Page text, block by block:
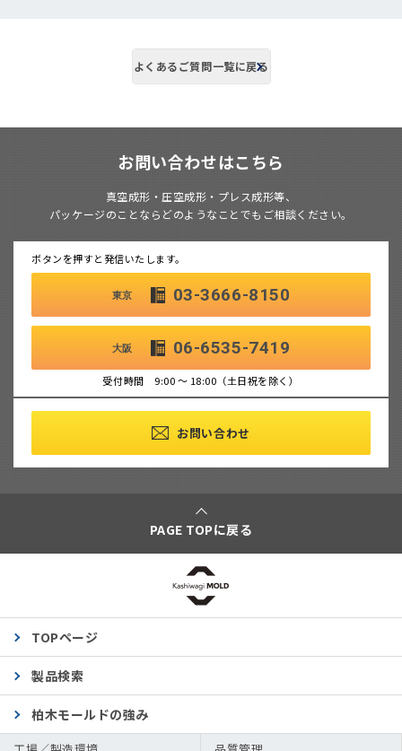
よくあるご質問一覧に戻る
お問い合わせはこちら
真空成形・圧空成形・プレス成形等、
パッケージのことならどのようなことでもご相談ください。
ボタンを押すと発信いたします。
東京 03-3666-8150
大阪 06-6535-7419
受付時間 9:00 ～ 18:00（土日祝を除く）
お問い合わせ
PAGE TOPに戻る
TOPページ
製品検索
柏木モールドの強み